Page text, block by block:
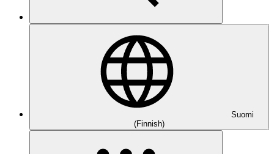
Suomi
(Finnish)